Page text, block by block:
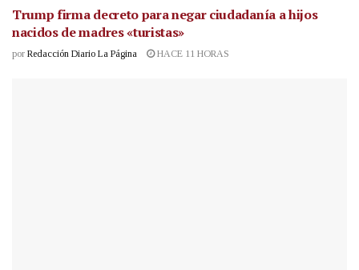
Trump firma decreto para negar ciudadanía a hijos
nacidos de madres «turistas»
por Redacción Diario La Página HACE 11 HORAS